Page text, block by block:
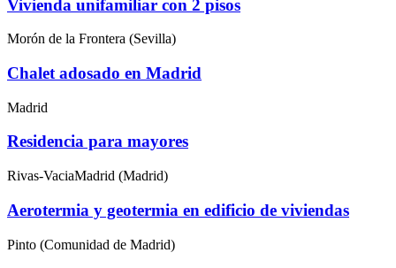
Vivienda unifamiliar con 2 pisos
Morón de la Frontera (Sevilla)
Chalet adosado en Madrid
Madrid
Residencia para mayores
Rivas-VaciaMadrid (Madrid)
Aerotermia y geotermia en edificio de viviendas
Pinto (Comunidad de Madrid)